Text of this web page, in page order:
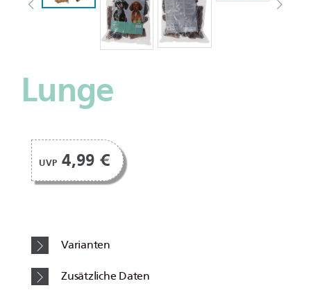
Lunge
UVP 4,99 €
Varianten
Zusätzliche Daten